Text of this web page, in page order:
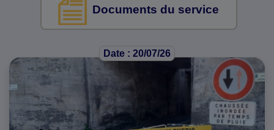
Documents du service
Date : 20/07/26